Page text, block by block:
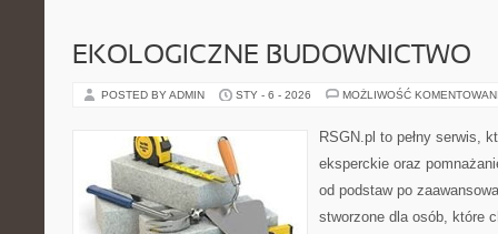
EKOLOGICZNE BUDOWNICTWO
POSTED BY ADMIN STY - 6 - 2026 MOŻLIWOŚĆ
RSGN.pl to pełny serwis,
eksperckie oraz
od podstaw po
stworzone dla osób, które